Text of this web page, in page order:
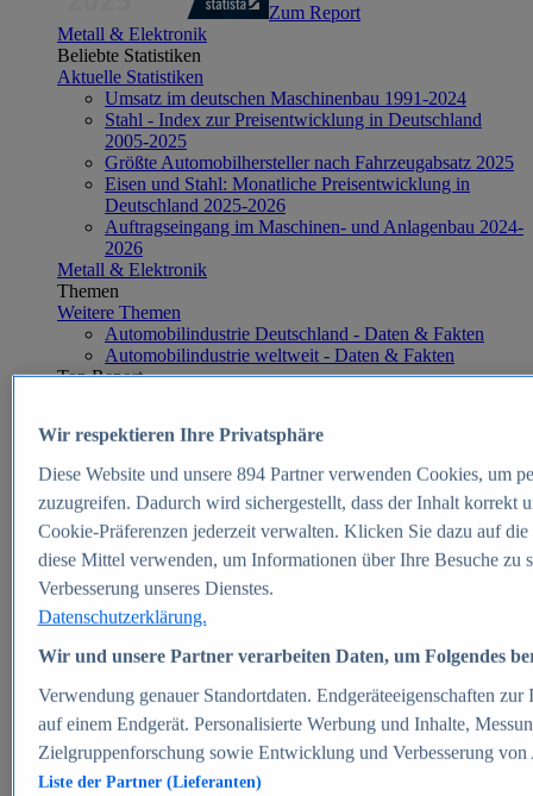
Zum Report
Metall & Elektronik
Beliebte Statistiken
Aktuelle Statistiken
Umsatz im deutschen Maschinenbau 1991-2024
Stahl - Index zur Preisentwicklung in Deutschland
2005-2025
Größte Automobilhersteller nach Fahrzeugabsatz 2025
Eisen und Stahl: Monatliche Preisentwicklung in
Deutschland 2025-2026
Auftragseingang im Maschinen- und Anlagenbau 2024-
2026
Metall & Elektronik
Themen
Weitere Themen
Automobilindustrie Deutschland - Daten & Fakten
Automobilindustrie weltweit - Daten & Fakten
Top Report
Zum Report
E-commerce
Beliebte Statistiken
Aktuelle Statistiken
E-Commerce - Entwicklung des Umsatzes in
Deutschland 1999-2025
Umsatz von Amazon in Deutschland und weltweit
2010-2025
B2C-E-Commerce: Top-50 Online Shops in
Deutschland 2024
Marktanteile von Online-Zahlungsverfahren in
Deutschland 2024
Umsatzstarke Warengruppen im Online-Handel in
Deutschland 2023-2025
Wir respektieren Ihre Privatsphäre
Diese Website und unsere 894Partner verwenden Cookies, um
zuzugreifen. Dadurch wird sichergestellt, dass der Inhalt korrekt
Cookie-Präferenzen jederzeit verwalten. Klicken Sie dazu auf
diese Mittel verwenden, um Informationen über Ihre Besuche
Verbesserung unseres Dienstes.
Datenschutzerklärung.
Wir und unsere Partner verarbeiten Daten, um Folgendes
Verwendung genauer Standortdaten. Endgeräteeigenschaften
auf einem Endgerät. Personalisierte Werbung und Inhalte,
Zielgruppenforschung sowie Entwicklung und Verbesserung von
Liste der Partner (Lieferanten)